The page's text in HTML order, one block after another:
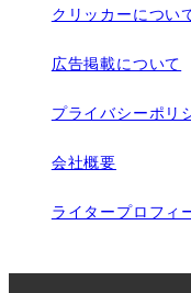
クリッカーについ
広告掲載について
プライバシーポリ
会社概要
ライタープロフィ